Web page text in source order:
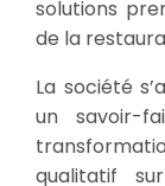
solutions
de la
La société
un savoir-
qualitatif